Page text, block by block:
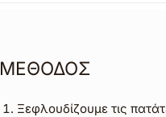
ΜΕΘΟΔΟΣ
Ξεφλουδίζουμε τις